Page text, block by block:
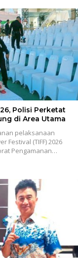
Polisi Perketat
di Area Utama
pelaksanaan
Festival (TIFF) 2026
Pengamanan…